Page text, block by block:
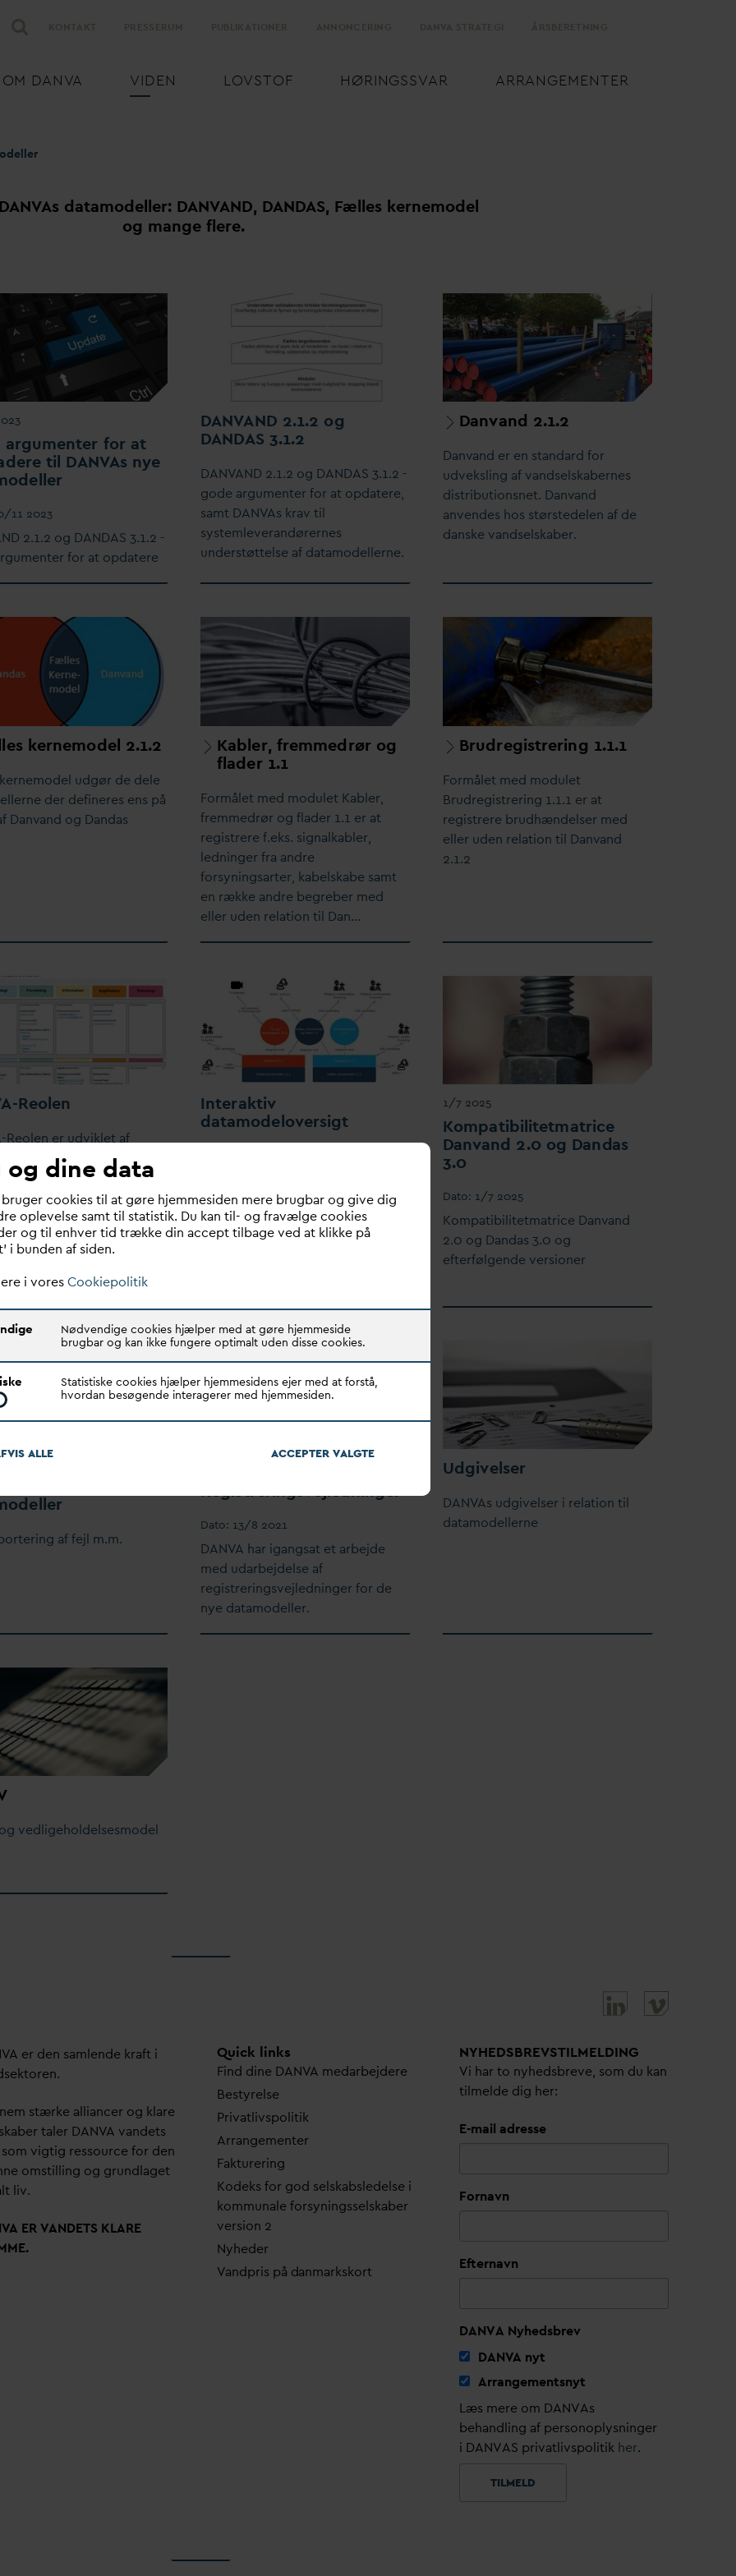
OM DANVA VIDEN LOVSTOF HØRINGSSVAR ARRANGEMENTER
DANVAs datamodeller: DANVAND, DANDAS, Fælles kernemodel
og mange flere.
argumenter for at
til DANVAs nye
11 2023
2.1.2 og DANDAS 3.1.2 -
for at opdatere
DANVAND 2.1.2 og
DANDAS 3.1.2
DANVAND 2.1.2 og DANDAS 3.1.2 -
gode argumenter for at opdatere,
samt DANVAs krav til
systemleverandørernes
understøttelse af datamodellerne.
Danvand 2.1.2
Danvand er en standard for
udveksling af vandselskabernes
distributionsnet. Danvand
anvendes hos størstedelen af de
danske vandselskaber.
kernemodel 2.1.2
udgør de dele
der defineres ens på
Danvand og Dandas
Kabler, fremmedrør og
flader 1.1
Formålet med modulet Kabler,
fremmedrør og flader 1.1 er at
registrere f.eks. signalkabler,
ledninger fra andre
forsyningsarter, kabelskabe samt
en række andre begreber med
eller uden relation til Dan…
Brudregistrering 1.1.1
Formålet med modulet
Brudregistrering 1.1.1 er at
registrere brudhændelser med
eller uden relation til Danvand
2.1.2
A-Reolen
Reolen er udviklet af
A i fællesskab med
til brug for både
applikationshuse
Interaktiv
datamodeloversigt
dokumentationen forDANVAs
datamodeller
1/7 2025
Kompatibilitetmatrice
Danvand 2.0 og Dandas
3.0
Dato: 1/7 2025
Kompatibilitetmatrice Danvand
2.0 og Dandas 3.0 og
efterfølgende versioner
af fejl m.m.
Registreringsvejledninger
Dato: 13/8 2021
DANVA har igangsat et arbejde
med udarbejdelse af
registreringsvejledninger for de
nye datamodeller.
Udgivelser
DANVAs udgivelser i relation til
datamodellerne
vedligeholdelsesmodel
VA er den samlende kraft i
stærke alliancer og klare
taler DANVA vandets
som vigtig ressource for den
omstilling og grundlaget
liv.
VA ERVANDETS KLARE
Quick links
Find dine DANVA medarbejdere
Bestyrelse
Privatlivspolitik
Arrangementer
Fakturering
Kodeks for god selskabsledelse i
kommunale forsyningsselskaber
version 2
Nyheder
Vandpris på danmarkskort
NYHEDSBREVS­TILMELDING
Vi har to nyhedsbreve, som du kan
tilmelde dig her:
E-mail adresse
Fornavn
Efternavn
DANVA Nyhedsbrev
DANVA nyt
Arrangementsnyt
Læs mere om DANVAs
behandling af personoplysninger
i DANVAS privatlivspolitik her.
og dine data
bruger cookies til at gøre hjemmesiden mere brugbar og give dig
oplevelse samt til statistik. Du kan til- og fravælge cookies
og til enhver tid trække din accept tilbage ved at klikke på
i bunden af siden.
i voresCookiepolitik
Nødvendige cookies hjælper med at gøre hjemmeside
brugbar og kan ikke fungere optimalt uden disse cookies.
Statistiske cookies hjælper hjemmesidens ejer med at forstå,
hvordan besøgende interagerer med hjemmesiden.
ALLE ACCEPTERVALGTE